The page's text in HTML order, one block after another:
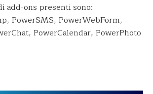
add-ons presenti sono:
PowerSMS, PowerWebForm,
PowerCalendar, PowerPhoto